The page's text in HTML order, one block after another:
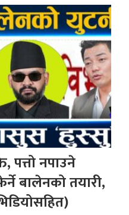
पत्तो नपाउने
बालेनको तयारी,